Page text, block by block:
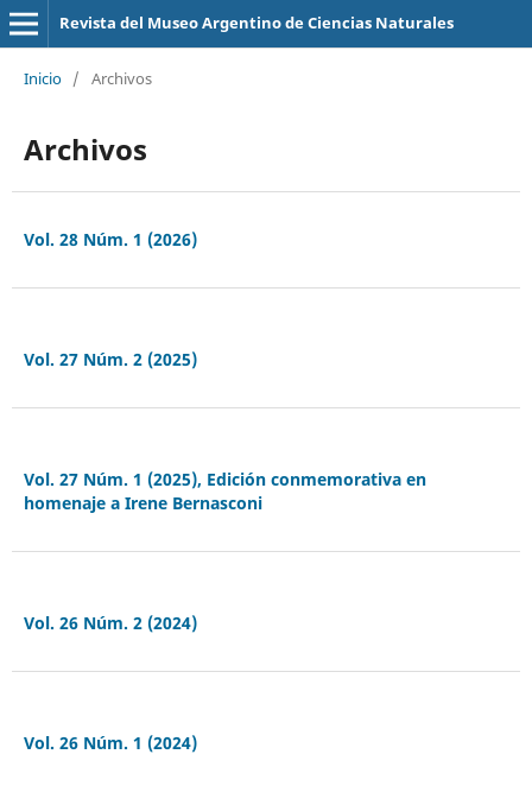
Revista del Museo Argentino de Ciencias Naturales
Inicio / Archivos
Archivos
Vol. 28 Núm. 1 (2026)
Vol. 27 Núm. 2 (2025)
Vol. 27 Núm. 1 (2025), Edición conmemorativa en
homenaje a Irene Bernasconi
Vol. 26 Núm. 2 (2024)
Vol. 26 Núm. 1 (2024)